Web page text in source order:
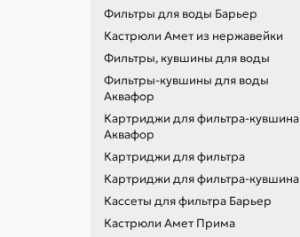
Фильтры для воды Барьер
Кастрюли Амет из нержавейки
Фильтры, кувшины для воды
Фильтры-кувшины для воды
Аквафор
Картриджи для фильтра-кувшина
Аквафор
Картриджи для фильтра
Картриджи для фильтра-кувшина
Кассеты для фильтра Барьер
Кастрюли Амет Прима